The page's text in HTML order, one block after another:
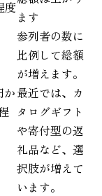
度
ます
か
参列者の数に
比例して総額
が増えます。
最近では、カ
タログギフト
や寄付型の返
礼品など、選
択肢が増えて
います。